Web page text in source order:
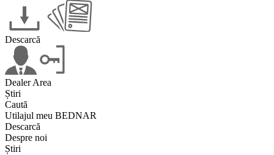
Descarcă
Dealer Area
Știri
Caută
Utilajul meu BEDNAR
Descarcă
Despre noi
Știri